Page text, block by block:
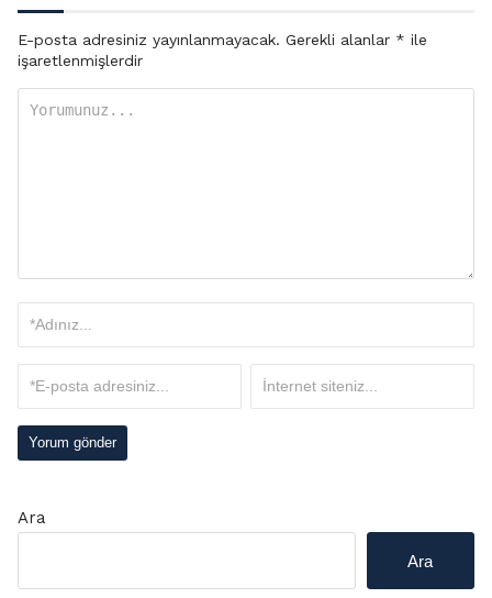
E-posta adresiniz yayınlanmayacak. Gerekli alanlar * ile
işaretlenmişlerdir
Ara
Ara